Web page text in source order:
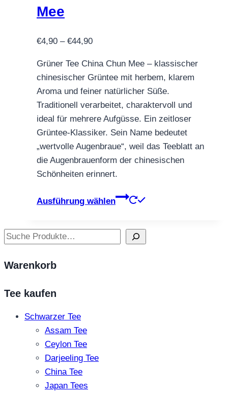
Mee
€4,90 – €44,90Preisspanne:
bis
€44,90
Grüner Tee China Chun Mee – klassischer
chinesischer Grüntee mit herbem, klarem
Aroma und feiner natürlicher Süße.
Traditionell verarbeitet, charaktervoll und
ideal für mehrere Aufgüsse. Ein zeitloser
Grüntee-Klassiker. Sein Name bedeutet
„wertvolle Augenbraue“, weil das Teeblatt an
die Augenbrauenform der chinesischen
Schönheiten erinnert.
Ausführung wählen
Dieses
Suchen
Warenkorb
Tee kaufen
Schwarzer Tee
Assam Tee
Ceylon Tee
Darjeeling Tee
China Tee
Japan Tees